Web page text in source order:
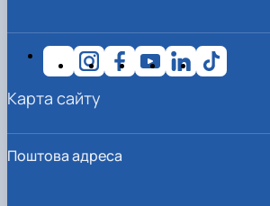
Поштова адреса
Карта сайту